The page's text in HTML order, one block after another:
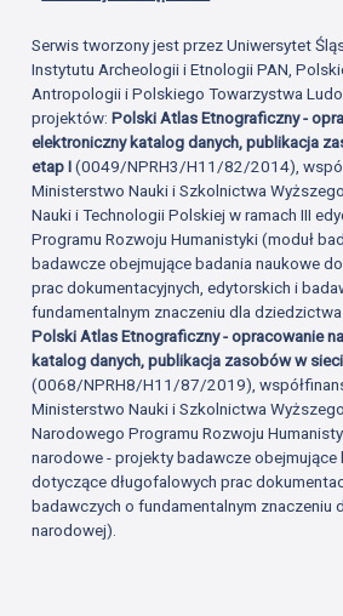
Serwis tworzony jest przez Uniwersytet
Instytutu Archeologii i Etnologii PAN,
Antropologii i Polskiego Towarzystwa
projektów:Polski Atlas Etnograficzny -
elektroniczny katalog danych, publikacja
etap I(0049/NPRH3/H11/82/2014),
Ministerstwo Nauki i Szkolnictwa
Nauki i Technologii Polskiej w ramach III
Programu Rozwoju Humanistyki (moduł
badawcze obejmujące badania naukowe
prac dokumentacyjnych, edytorskich i
fundamentalnym znaczeniu dla
Polski Atlas Etnograficzny - opracowanie
katalog danych, publikacja zasobów w
(0068/NPRH8/H11/87/2019),
Ministerstwo Nauki i Szkolnictwa
Narodowego Programu Rozwoju
narodowe - projekty badawcze obejmujące
dotyczące długofalowych prac
badawczych o fundamentalnym znaczeniu
narodowej).